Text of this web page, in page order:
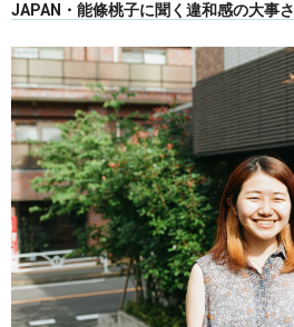
JAPAN・能條桃子に聞く違和感の大事さ